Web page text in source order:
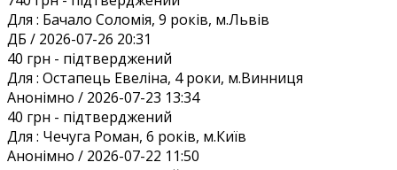
Для : Бачало Соломія, 9 років, м.Львів
ДБ / 2026-07-26 20:31
40 грн - підтверджений
Для : Остапець Евеліна, 4 роки, м.Винниця
Анонiмно / 2026-07-23 13:34
40 грн - підтверджений
Для : Чечуга Роман, 6 років, м.Київ
Анонiмно / 2026-07-22 11:50